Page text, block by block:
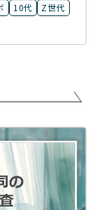
10代
Z世代